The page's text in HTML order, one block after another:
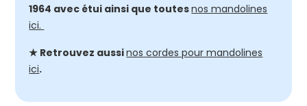
1964 avec étui ainsi que toutesnos mandolines
ici.
★ Retrouvez aussinos cordes pour mandolines
ici.